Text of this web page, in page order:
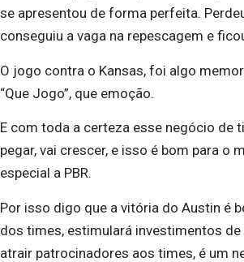
se apresentou de forma perfeita.
conseguiu a vaga na repescagem e
O jogo contra o Kansas, foi algo
“Que Jogo”, que emoção.
E com toda a certeza esse negócio de
pegar, vai crescer, e isso é bom para o
especial a PBR.
Por isso digo que a vitória do Austin é
dos times, estimulará investimentos
atrair patrocinadores aos times, é um